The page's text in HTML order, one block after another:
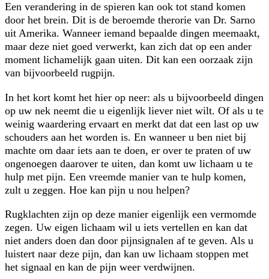
Een verandering in de spieren kan ook tot stand komen
door het brein. Dit is de beroemde therorie van Dr. Sarno
uit Amerika. Wanneer iemand bepaalde dingen meemaakt,
maar deze niet goed verwerkt, kan zich dat op een ander
moment lichamelijk gaan uiten. Dit kan een oorzaak zijn
van bijvoorbeeld rugpijn.
In het kort komt het hier op neer: als u bijvoorbeeld dingen
op uw nek neemt die u eigenlijk liever niet wilt. Of als u te
weinig waardering ervaart en merkt dat dat een last op uw
schouders aan het worden is. En wanneer u ben niet bij
machte om daar iets aan te doen, er over te praten of uw
ongenoegen daarover te uiten, dan komt uw lichaam u te
hulp met pijn. Een vreemde manier van te hulp komen,
zult u zeggen. Hoe kan pijn u nou helpen?
Rugklachten zijn op deze manier eigenlijk een vermomde
zegen. Uw eigen lichaam wil u iets vertellen en kan dat
niet anders doen dan door pijnsignalen af te geven. Als u
luistert naar deze pijn, dan kan uw lichaam stoppen met
het signaal en kan de pijn weer verdwijnen.